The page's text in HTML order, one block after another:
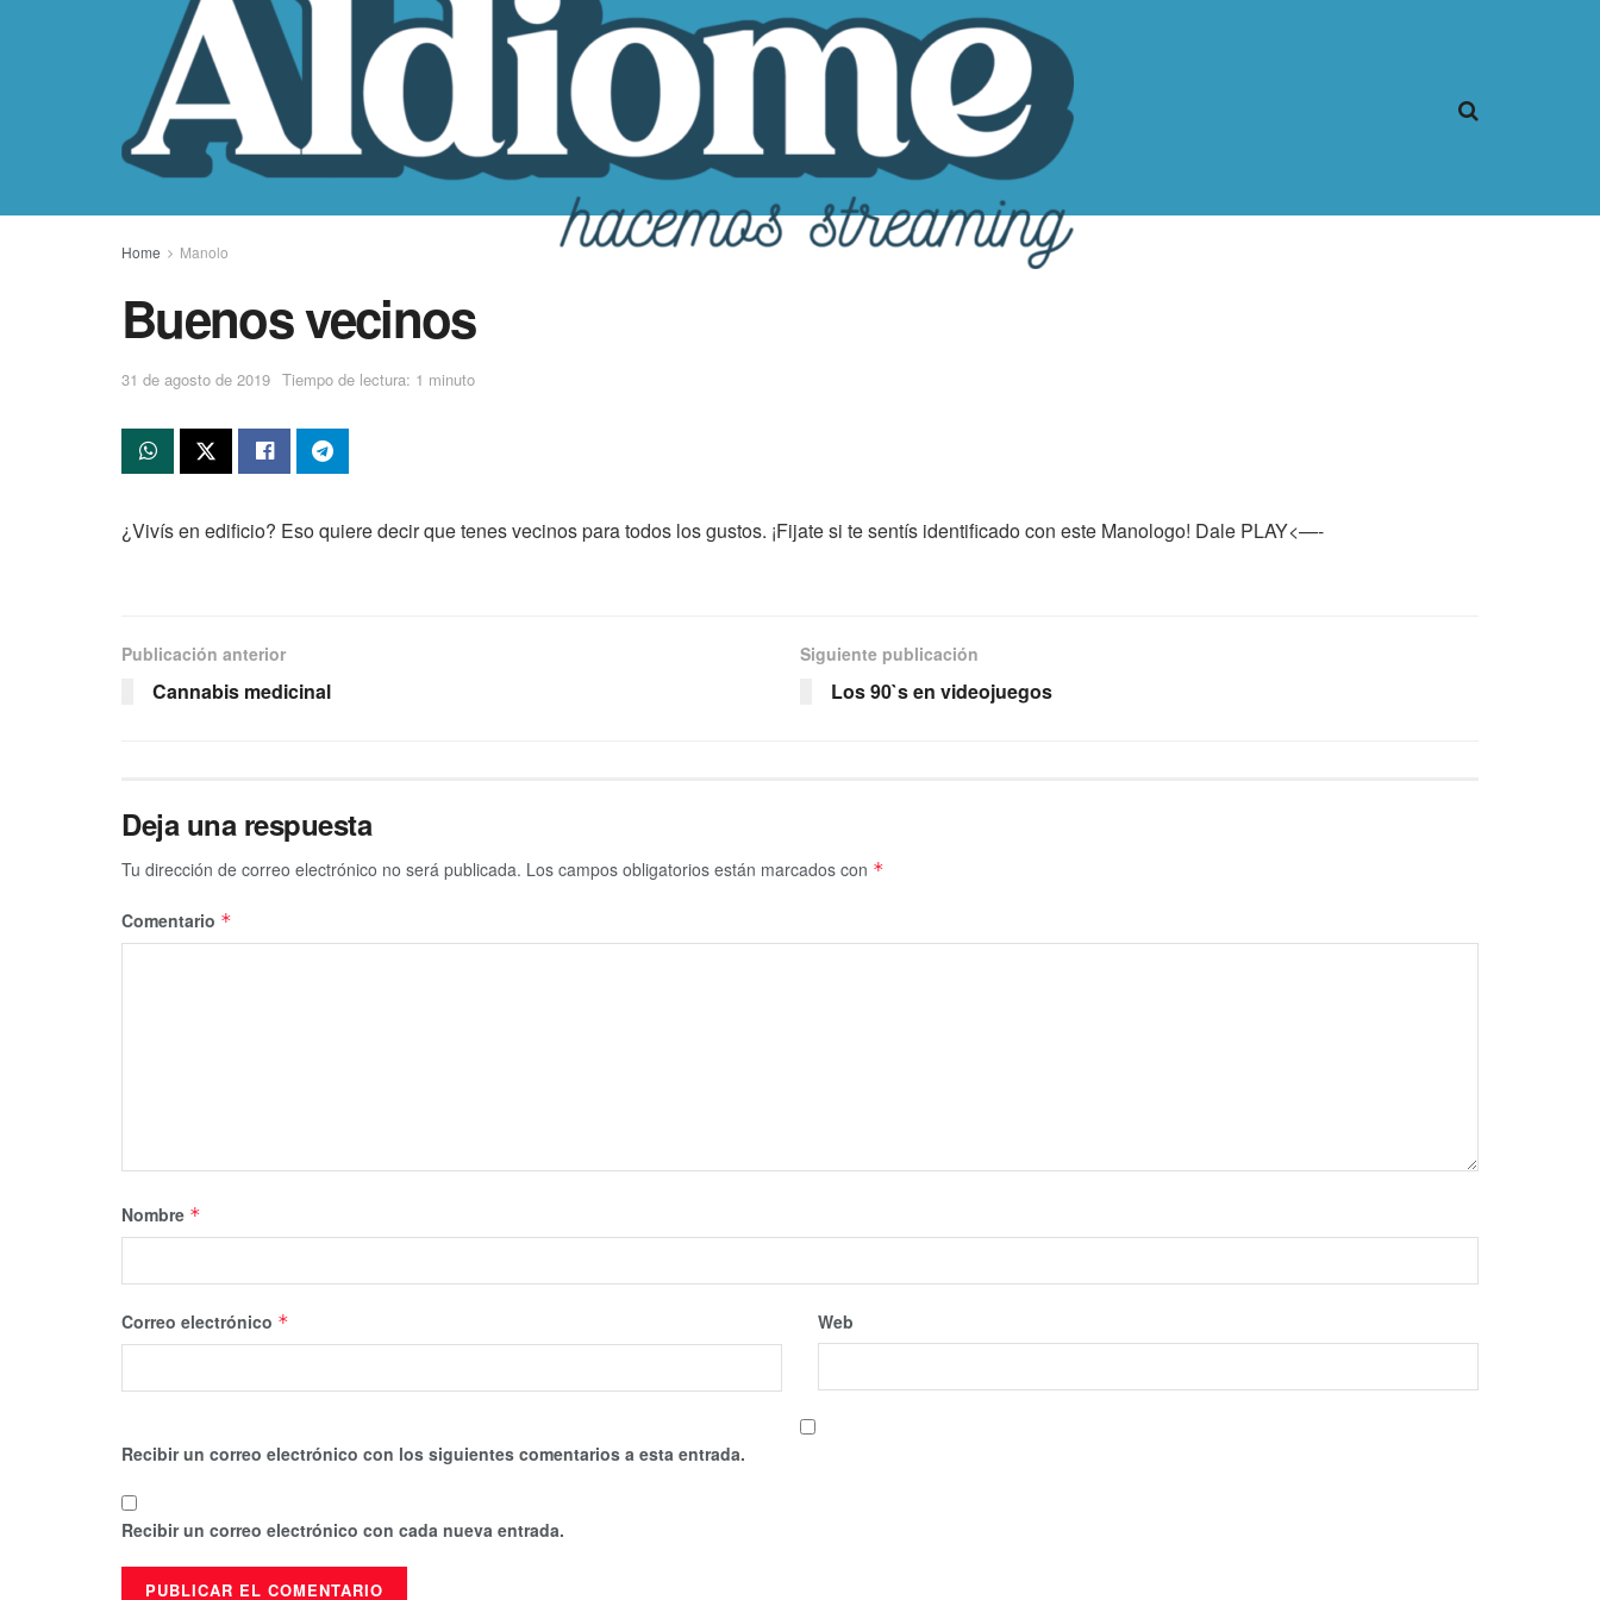
Home Manolo
Buenos vecinos
31 de agosto de 2019 Tiempo de lectura: 1 minuto
¿Vivís en edificio? Eso quiere decir que tenes vecinos para todos los gustos. ¡Fijate si te sentís identificado con este Manologo! Dale PLAY<—-
Publicación anterior
Cannabis medicinal
Siguiente publicación
Los 90`s en videojuegos
Deja una respuesta
Tu dirección de correo electrónico no será publicada. Los campos obligatorios están marcados con *
Comentario *
Nombre *
Correo electrónico * Web
Recibir un correo electrónico con los siguientes comentarios a esta entrada.
Recibir un correo electrónico con cada nueva entrada.